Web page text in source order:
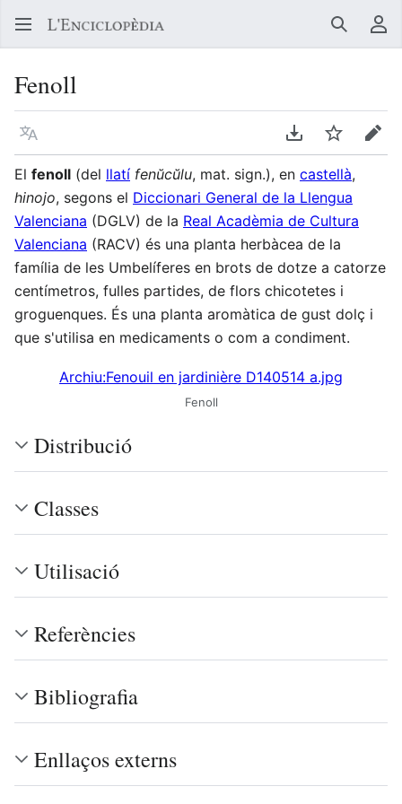
Buscar
Fenoll
Llegir en un atre idioma Descarregar en
Vigilar
El fenoll (del llatí fenŭcŭlu, mat. sign.), en castellà,
hinojo, segons el Diccionari General de la Llengua
Valenciana (DGLV) de la Real Acadèmia de Cultura
Valenciana (RACV) és una planta herbàcea de la
família de les Umbelíferes en brots de dotze a catorze
centímetros, fulles partides, de flors chicotetes i
groguenques. És una planta aromàtica de gust dolç i
que s'utilisa en medicaments o com a condiment.
Archiu:Fenouil en jardinière D140514 a.jpg
Fenoll
Distribució
Classes
Utilisació
Referències
Bibliografia
Enllaços externs